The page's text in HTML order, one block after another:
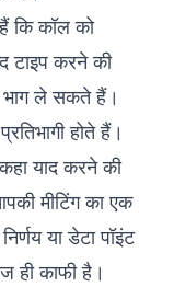
कि कॉल को
टाइप करने की
भाग ले सकते हैं।
होते हैं।
याद करने की
मीटिंग का एक
या डेटा पॉइंट
ही काफी है।